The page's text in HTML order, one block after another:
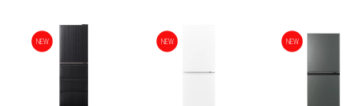
NEW NEW NEW